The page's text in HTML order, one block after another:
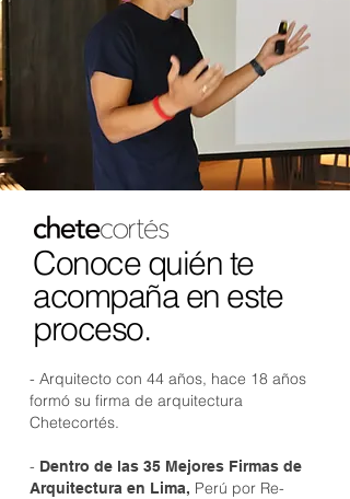
Conoce quién te
acompaña en este
proceso.
- Arquitecto con 44 años, hace 18 años
formó su firma de arquitectura
Chetecortés.
- Dentro de las 35 Mejores Firmas de
Arquitectura en Lima, Perú por Re-